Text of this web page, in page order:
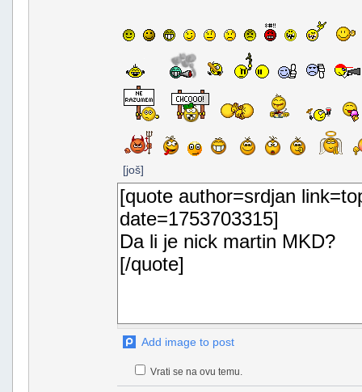
[još]
Add image to post
Vrati se na ovu temu.